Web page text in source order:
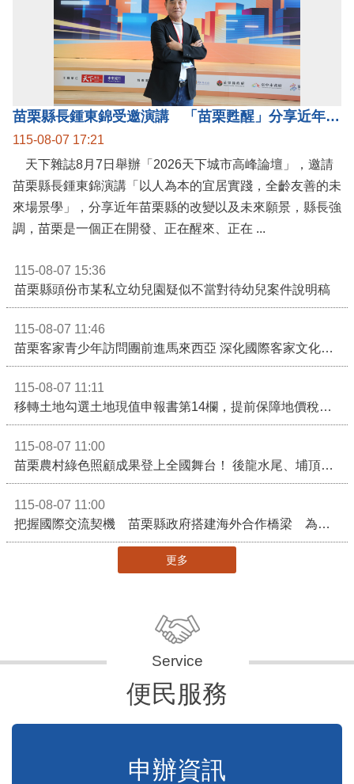
苗栗縣長鍾東錦受邀演講 「苗栗甦醒」分享近年轉變
115-08-07 17:21
天下雜誌8月7日舉辦「2026天下城市高峰論壇」，邀請
苗栗縣長鍾東錦演講「以人為本的宜居實踐，全齡友善的未
來場景學」，分享近年苗栗縣的改變以及未來願景，縣長強
調，苗栗是一個正在開發、正在醒來、正在 ...
115-08-07 15:36
苗栗縣頭份市某私立幼兒園疑似不當對待幼兒案件說明稿
115-08-07 11:46
苗栗客家青少年訪問團前進馬來西亞 深化國際客家文化交流
115-08-07 11:11
移轉土地勾選土地現值申報書第14欄，提前保障地價稅節稅權益
115-08-07 11:00
苗栗農村綠色照顧成果登上全國舞台！ 後龍水尾、埔頂社區前進2026高齡健康產業博覽會
115-08-07 11:00
把握國際交流契機 苗栗縣政府搭建海外合作橋梁 為在地產業爭取更多國際市場機會
更多
便民服務
申辦資訊